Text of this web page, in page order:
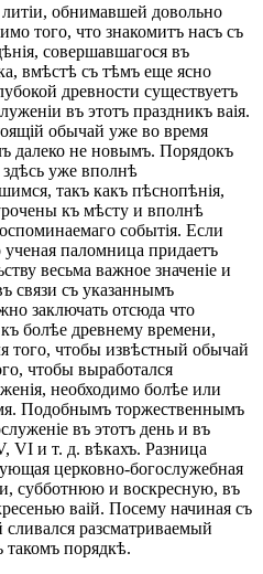
обнимавшей довольно
того, что знакомитъ насъ съ
совершавшагося въ
вмѣстѣ съ тѣмъ еще ясно
древности существуетъ
въ этотъ праздникъ ваія.
обычай уже во время
далеко не новымъ. Порядокъ
здѣсь уже вполнѣ
такъ какъ пѣснопѣнія,
къ мѣсту и вполнѣ
событія. Если
паломница придаетъ
весьма важное значеніе и
связи съ указаннымъ
заключать отсюда что
болѣе древнему времени,
того, чтобы извѣстный обычай
чтобы выработался
необходимо болѣе или
Подобнымъ торжественнымъ
въ этотъ день и въ
VI и т. д. вѣкахъ. Разница
церковно-богослужебная
субботнюю и воскресную, въ
ваій. Посему начиная съ
сливался разсматриваемый
порядкѣ.